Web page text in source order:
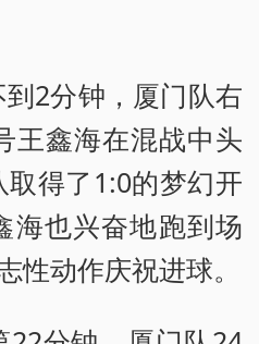
2分钟，厦门队右
王鑫海在混战中头
得了1:0的梦幻开
海也兴奋地跑到场
性动作庆祝进球。